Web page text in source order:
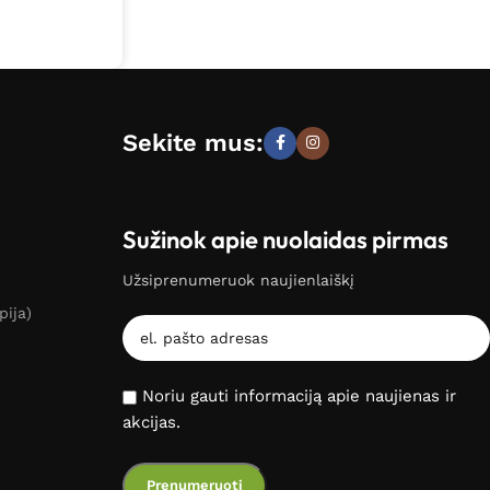
Sekite mus:
Sužinok apie nuolaidas pirmas
Užsiprenumeruok naujienlaiškį
Noriu gauti informaciją apie naujienas ir
akcijas.